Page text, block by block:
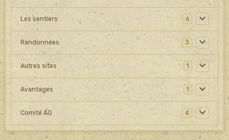
Les sentiers 6
Randonnées 3
Autres sites 1
Avantages 1
Comité AG 4